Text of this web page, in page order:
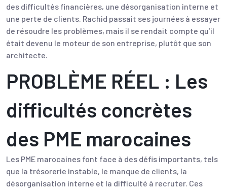
des difficultés financières, une désorganisation interne et
une perte de clients. Rachid passait ses journées à essayer
de résoudre les problèmes, mais il se rendait compte qu’il
était devenu le moteur de son entreprise, plutôt que son
architecte.
PROBLÈME RÉEL : Les
difficultés concrètes
des PME marocaines
Les PME marocaines font face à des défis importants, tels
que la trésorerie instable, le manque de clients, la
désorganisation interne et la difficulté à recruter. Ces